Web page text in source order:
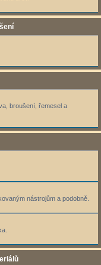
broušení, řemesel a
nástrojům a podobně.